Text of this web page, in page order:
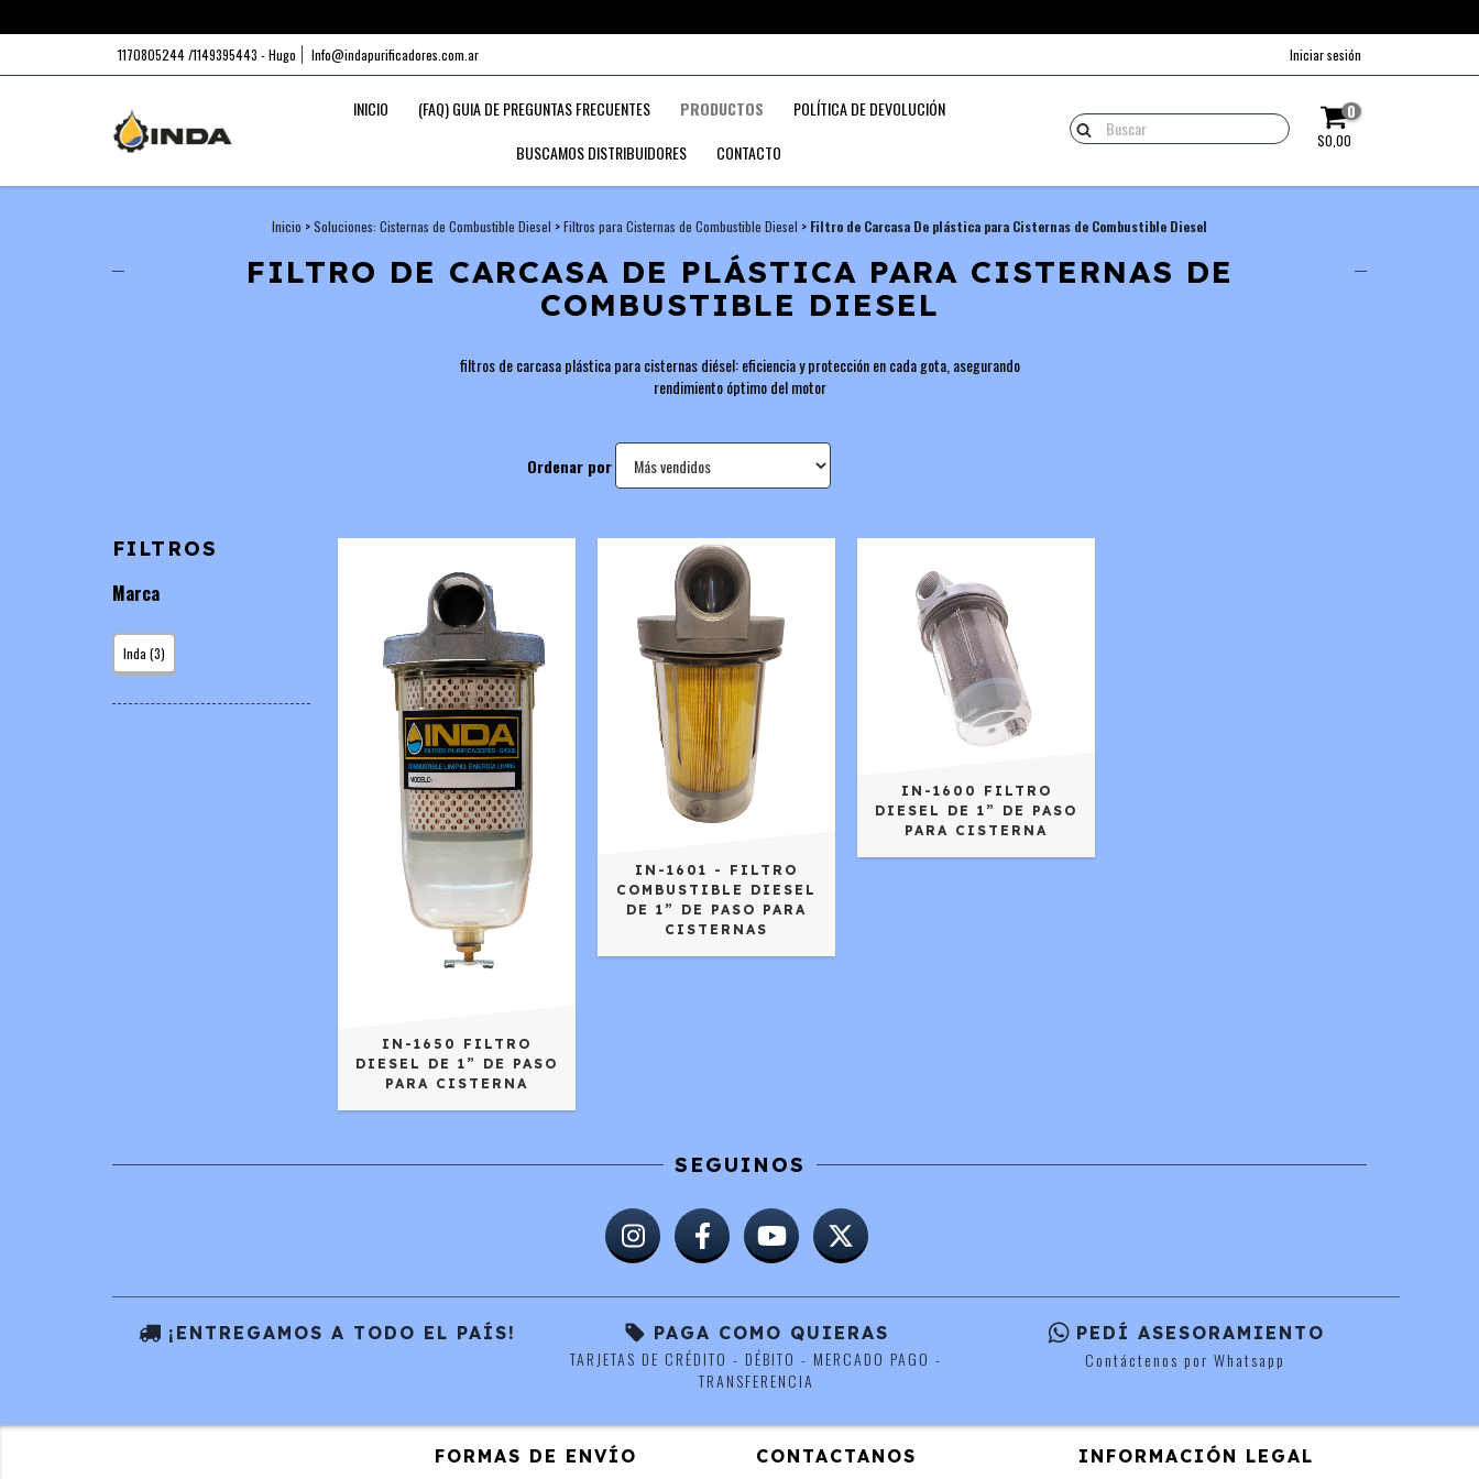
1170805244 /1149395443 - Hugo Info@indapurificadores.com.ar Iniciar sesión
INICIO (FAQ) GUIA DE PREGUNTAS FRECUENTES PRODUCTOS
POLÍTICA DE DEVOLUCIÓN
BUSCAMOS DISTRIBUIDORES
CONTACTO
0
$0,00
Inicio >Soluciones: Cisternas de Combustible Diesel >Filtros para Cisternas de Combustible Diesel > Filtro de Carcasa De plástica para Cisternas de Combustible Diesel
FILTRO DE CARCASA DE PLÁSTICA PARA CISTERNAS DE
COMBUSTIBLE DIESEL
filtros de carcasa plástica para cisternas diésel: eficiencia y protección en cada gota, asegurando
rendimiento óptimo del motor
Ordenar por
FILTROS
Marca
Inda (3)
IN-1650 FILTRO
DIESEL DE 1” DE PASO
PARA CISTERNA
IN-1601 - FILTRO
COMBUSTIBLE DIESEL
DE 1” DE PASO PARA
CISTERNAS
IN-1600 FILTRO
DIESEL DE 1” DE PASO
PARA CISTERNA
SEGUINOS
¡ENTREGAMOS A TODO EL PAÍS! PAGA COMO QUIERAS
TARJETAS DE CRÉDITO - DÉBITO - MERCADO PAGO -
TRANSFERENCIA
PEDÍ ASESORAMIENTO
Contáctenos por Whatsapp
FORMAS DE ENVÍO CONTACTANOS INFORMACIÓN LEGAL